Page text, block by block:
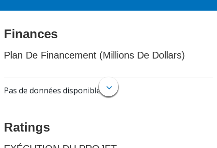
Finances
Plan De Financement (Millions De Dollars)
Pas de données disponibles.
Ratings